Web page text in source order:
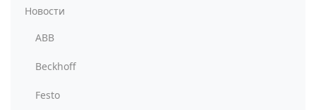
Новости
ABB
Beckhoff
Festo